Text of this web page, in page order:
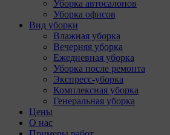
Уборка автосалонов
Уборка офисов
Вид уборки
Влажная уборка
Вечерняя уборка
Ежедневная уборка
Уборка после ремонта
Экспресс-уборка
Комплексная уборка
Генеральная уборка
Цены
О нас